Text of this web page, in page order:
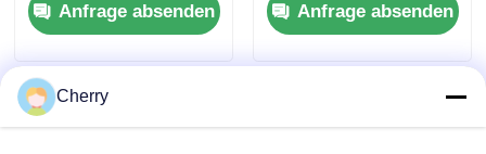
Snaplock-Rahmen
von einem
chinesischen
Lieferanten
Anfrage absenden
Anfrage absenden
Cherry